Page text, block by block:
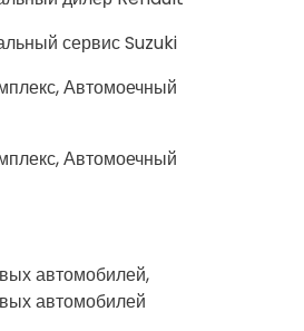
сервис Suzuki
Автомоечный
Автомоечный
автомобилей,
автомобилей